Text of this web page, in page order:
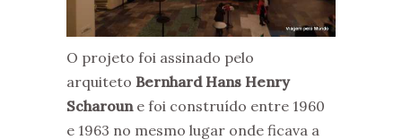
O projeto foi assinado pelo
arquiteto Bernhard Hans Henry
Scharoun e foi construído entre 1960
e 1963 no mesmo lugar onde ficava a